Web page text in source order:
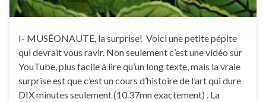
I- MUSÉONAUTE, la surprise! Voici une petite pépite
qui devrait vous ravir. Non seulement c’est une vidéo sur
YouTube, plus facile à lire qu’un long texte, mais la vraie
surprise est que c’est un cours d’histoire de l’art qui dure
DIX minutes seulement (10.37mn exactement) . La